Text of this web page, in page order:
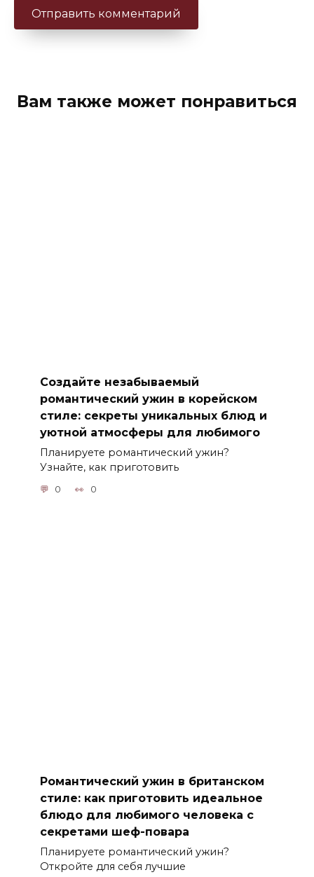
Вам также может понравиться
Создайте незабываемый
романтический ужин в корейском
стиле: секреты уникальных блюд и
уютной атмосферы для любимого
Планируете романтический ужин?
Узнайте, как приготовить
0 0
Романтический ужин в британском
стиле: как приготовить идеальное
блюдо для любимого человека с
секретами шеф-повара
Планируете романтический ужин?
Откройте для себя лучшие